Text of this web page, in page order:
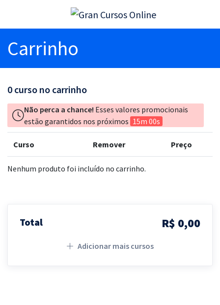
Carrinho
0 curso no carrinho
Não perca a chance! Esses valores promocionais
estão garantidos nos próximos 15m 00s
Curso Remover Preço
Nenhum produto foi incluído no carrinho.
Total R$ 0,00
Adicionar mais cursos